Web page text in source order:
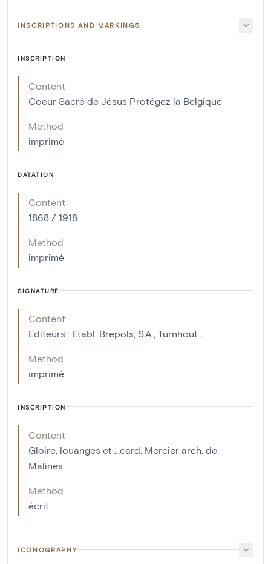
INSCRIPTIONS AND MARKINGS
INSCRIPTION
Content
Coeur Sacré de Jésus Protégez la Belgique
Method
imprimé
DATATION
Content
1868 / 1918
Method
imprimé
SIGNATURE
Content
Editeurs : Etabl. Brepols, S.A., Turnhout...
Method
imprimé
INSCRIPTION
Content
Gloire, louanges et ...card. Mercier arch. de
Malines
Method
écrit
ICONOGRAPHY